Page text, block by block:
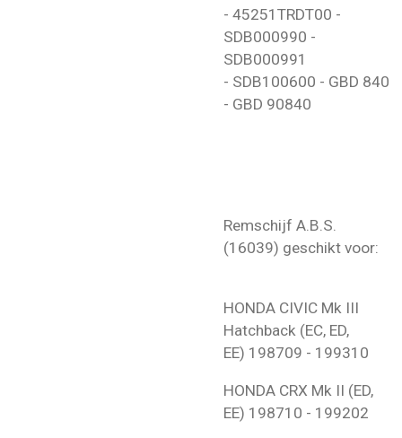
- 45251TRDT00 -
SDB000990 -
SDB000991
- SDB100600 - GBD 840
- GBD 90840
Remschijf A.B.S.
(16039) geschikt voor:
HONDA CIVIC Mk III
Hatchback (EC, ED,
EE) 198709 - 199310
HONDA CRX Mk II (ED,
EE) 198710 - 199202